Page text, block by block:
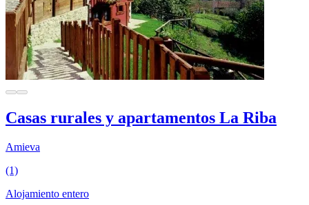
Casas rurales y apartamentos La Riba
Amieva
(1)
Alojamiento entero